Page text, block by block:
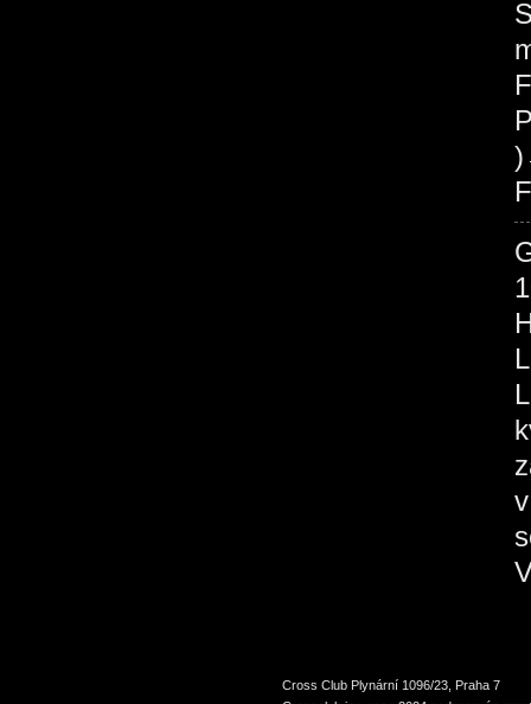
Cross Club Plynární 1096/23, Praha 7